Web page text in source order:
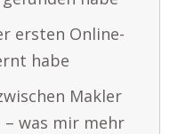
ersten Online-
habe
Makler
was mir mehr